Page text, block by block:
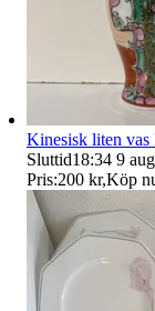
Kinesisk liten
Sluttid18:34 9
Pris:200 kr,Köp